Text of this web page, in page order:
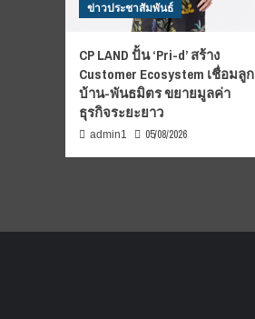
ข่าวประชาสัมพันธ์
CP LAND ปั้น ‘Pri-d’ สร้าง
Customer Ecosystem เชื่อมลูก
บ้าน-พันธมิตร ขยายมูลค่า
ธุรกิจระยะยาว
admin1 05/08/2026